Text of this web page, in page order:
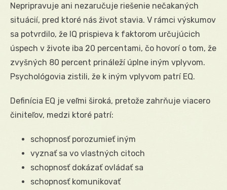
Nepripravuje ani nezaručuje riešenie nečakaných
situácií, pred ktoré nás život stavia. V rámci výskumov
sa potvrdilo, že IQ prispieva k faktorom určujúcich
úspech v živote iba 20 percentami, čo hovorí o tom, že
zvyšných 80 percent prináleží úplne iným vplyvom.
Psychológovia zistili, že k iným vplyvom patrí EQ.
Definícia EQ je veľmi široká, pretože zahrňuje viacero
činiteľov, medzi ktoré patrí:
schopnosť porozumieť iným
vyznať sa vo vlastných citoch
schopnosť dokázať ovládať sa
schopnosť komunikovať